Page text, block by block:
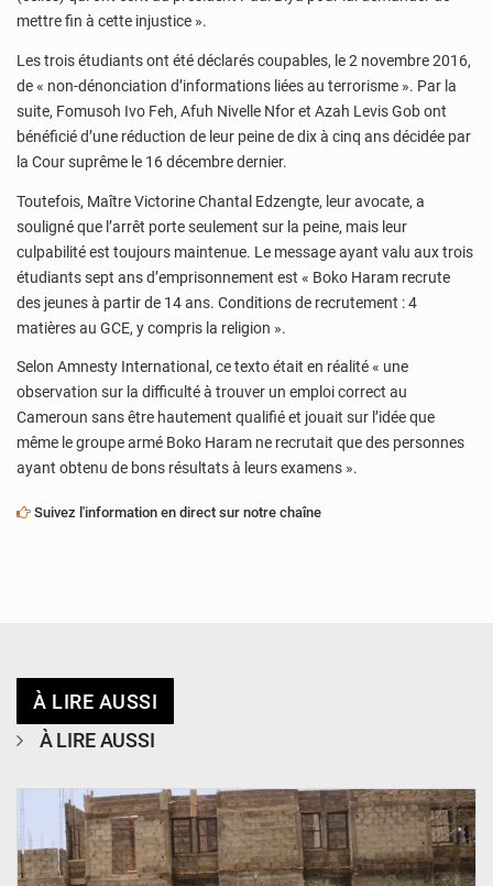
mettre fin à cette injustice ».
Les trois étudiants ont été déclarés coupables, le 2 novembre 2016,
de « non-dénonciation d’informations liées au terrorisme ». Par la
suite, Fomusoh Ivo Feh, Afuh Nivelle Nfor et Azah Levis Gob ont
bénéficié d’une réduction de leur peine de dix à cinq ans décidée par
la Cour suprême le 16 décembre dernier.
Toutefois, Maître Victorine Chantal Edzengte, leur avocate, a
souligné que l’arrêt porte seulement sur la peine, mais leur
culpabilité est toujours maintenue. Le message ayant valu aux trois
étudiants sept ans d’emprisonnement est « Boko Haram recrute
des jeunes à partir de 14 ans. Conditions de recrutement : 4
matières au GCE, y compris la religion ».
Selon Amnesty International, ce texto était en réalité « une
observation sur la difficulté à trouver un emploi correct au
Cameroun sans être hautement qualifié et jouait sur l’idée que
même le groupe armé Boko Haram ne recrutait que des personnes
ayant obtenu de bons résultats à leurs examens ».
Suivez l'information en direct sur notre chaîne
À LIRE AUSSI
À LIRE AUSSI